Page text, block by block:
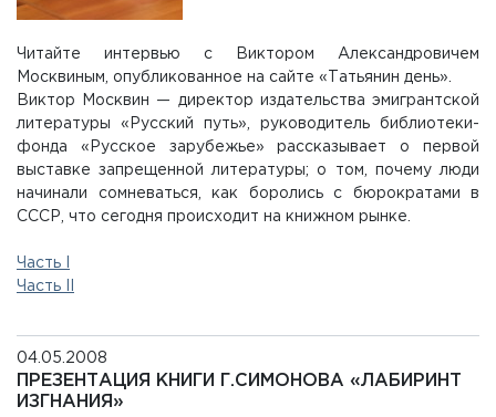
Читайте интервью с Виктором Александровичем
Москвиным, опубликованное на сайте «Татьянин день».
Виктор Москвин — директор издательства эмигрантской
литературы «Русский путь», руководитель библиотеки-
фонда «Русское зарубежье» рассказывает о первой
выставке запрещенной литературы; о том, почему люди
начинали сомневаться, как боролись с бюрократами в
СССР, что сегодня происходит на книжном рынке.
Часть I
Часть II
04.05.2008
ПРЕЗЕНТАЦИЯ КНИГИ Г.СИМОНОВА «ЛАБИРИНТ
ИЗГНАНИЯ»